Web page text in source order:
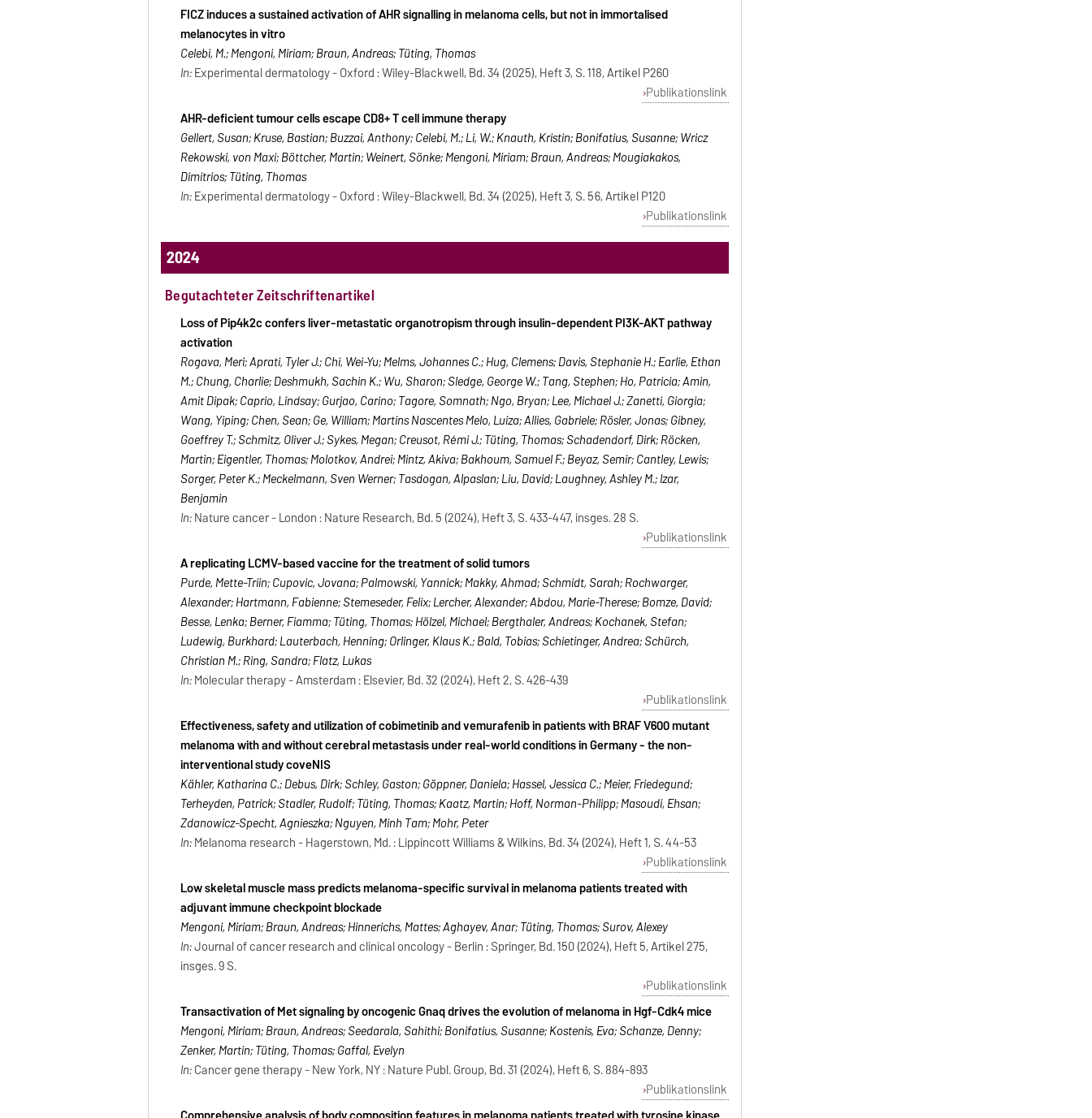
FICZ induces a sustained activation of AHR signalling in melanoma cells, but not in immortalised
melanocytes in vitro
Celebi, M.; Mengoni, Miriam; Braun, Andreas; Tüting, Thomas
In:Experimental dermatology - Oxford : Wiley-Blackwell, Bd. 34 (2025), Heft 3, S. 118, Artikel P260
Publikationslink
AHR-deficient tumour cells escape CD8+ T cell immune therapy
Gellert, Susan; Kruse, Bastian; Buzzai, Anthony; Celebi, M.; Li, W.; Knauth, Kristin; Bonifatius, Susanne; Wricz
Rekowski, von Maxi; Böttcher, Martin; Weinert, Sönke; Mengoni, Miriam; Braun, Andreas; Mougiakakos,
Dimitrios; Tüting, Thomas
In:Experimental dermatology - Oxford : Wiley-Blackwell, Bd. 34 (2025), Heft 3, S. 56, Artikel P120
Publikationslink
2024
Begutachteter Zeitschriftenartikel
Loss of Pip4k2c confers liver-metastatic organotropism through insulin-dependent PI3K-AKT pathway
activation
Rogava, Meri; Aprati, Tyler J.; Chi, Wei-Yu; Melms, Johannes C.; Hug, Clemens; Davis, Stephanie H.; Earlie, Ethan
M.; Chung, Charlie; Deshmukh, Sachin K.; Wu, Sharon; Sledge, George W.; Tang, Stephen; Ho, Patricia; Amin,
Amit Dipak; Caprio, Lindsay; Gurjao, Carino; Tagore, Somnath; Ngo, Bryan; Lee, Michael J.; Zanetti, Giorgia;
Wang, Yiping; Chen, Sean; Ge, William; Martins Nascentes Melo, Luiza; Allies, Gabriele; Rösler, Jonas; Gibney,
Goeffrey T.; Schmitz, Oliver J.; Sykes, Megan; Creusot, Rémi J.; Tüting, Thomas; Schadendorf, Dirk; Röcken,
Martin; Eigentler, Thomas; Molotkov, Andrei; Mintz, Akiva; Bakhoum, Samuel F.; Beyaz, Semir; Cantley, Lewis;
Sorger, Peter K.; Meckelmann, Sven Werner; Tasdogan, Alpaslan; Liu, David; Laughney, Ashley M.; Izar,
Benjamin
In:Nature cancer - London : Nature Research, Bd. 5 (2024), Heft 3, S. 433-447, insges. 28 S.
Publikationslink
A replicating LCMV-based vaccine for the treatment of solid tumors
Purde, Mette-Triin; Cupovic, Jovana; Palmowski, Yannick; Makky, Ahmad; Schmidt, Sarah; Rochwarger,
Alexander; Hartmann, Fabienne; Stemeseder, Felix; Lercher, Alexander; Abdou, Marie-Therese; Bomze, David;
Besse, Lenka; Berner, Fiamma; Tüting, Thomas; Hölzel, Michael; Bergthaler, Andreas; Kochanek, Stefan;
Ludewig, Burkhard; Lauterbach, Henning; Orlinger, Klaus K.; Bald, Tobias; Schietinger, Andrea; Schürch,
Christian M.; Ring, Sandra; Flatz, Lukas
In:Molecular therapy - Amsterdam : Elsevier, Bd. 32 (2024), Heft 2, S. 426-439
Publikationslink
Effectiveness, safety and utilization of cobimetinib and vemurafenib in patients with BRAF V600 mutant
melanoma with and without cerebral metastasis under real-world conditions in Germany - the non-
interventional study coveNIS
Kähler, Katharina C.; Debus, Dirk; Schley, Gaston; Göppner, Daniela; Hassel, Jessica C.; Meier, Friedegund;
Terheyden, Patrick; Stadler, Rudolf; Tüting, Thomas; Kaatz, Martin; Hoff, Norman-Philipp; Masoudi, Ehsan;
Zdanowicz-Specht, Agnieszka; Nguyen, Minh Tam; Mohr, Peter
In:Melanoma research - Hagerstown, Md. : Lippincott Williams & Wilkins, Bd. 34 (2024), Heft 1, S. 44-53
Publikationslink
Low skeletal muscle mass predicts melanoma-specific survival in melanoma patients treated with
adjuvant immune checkpoint blockade
Mengoni, Miriam; Braun, Andreas; Hinnerichs, Mattes; Aghayev, Anar; Tüting, Thomas; Surov, Alexey
In:Journal of cancer research and clinical oncology - Berlin : Springer, Bd. 150 (2024), Heft 5, Artikel 275,
insges. 9 S.
Publikationslink
Transactivation of Met signaling by oncogenic Gnaq drives the evolution of melanoma in Hgf-Cdk4 mice
Mengoni, Miriam; Braun, Andreas; Seedarala, Sahithi; Bonifatius, Susanne; Kostenis, Eva; Schanze, Denny;
Zenker, Martin; Tüting, Thomas; Gaffal, Evelyn
In:Cancer gene therapy - New York, NY : Nature Publ. Group, Bd. 31 (2024), Heft 6, S. 884-893
Publikationslink